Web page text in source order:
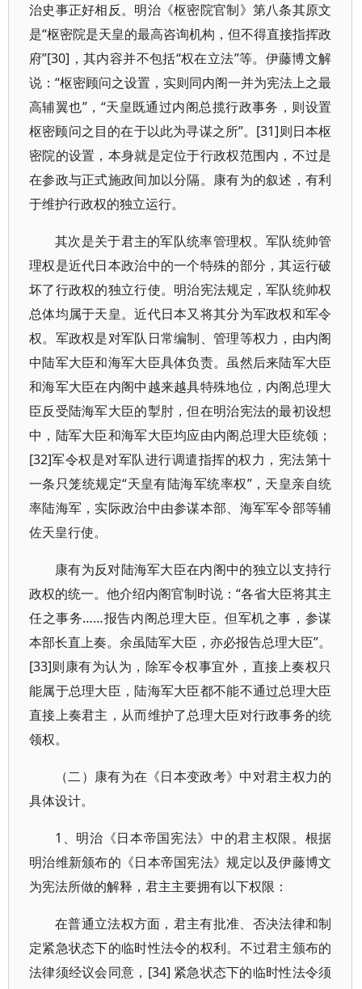
治史事正好相反。明治《枢密院官制》第八条其原文
是“枢密院是天皇的最高咨询机构，但不得直接指挥政
府”[30]，其内容并不包括“权在立法”等。伊藤博文解
说：“枢密顾问之设置，实则同内阁一并为宪法上之最
高辅翼也”，“天皇既通过内阁总揽行政事务，则设置
枢密顾问之目的在于以此为寻谋之所”。[31]则日本枢
密院的设置，本身就是定位于行政权范围内，不过是
在参政与正式施政间加以分隔。康有为的叙述，有利
于维护行政权的独立运行。
其次是关于君主的军队统率管理权。军队统帅管
理权是近代日本政治中的一个特殊的部分，其运行破
坏了行政权的独立行使。明治宪法规定，军队统帅权
总体均属于天皇。近代日本又将其分为军政权和军令
权。军政权是对军队日常编制、管理等权力，由内阁
中陆军大臣和海军大臣具体负责。虽然后来陆军大臣
和海军大臣在内阁中越来越具特殊地位，内阁总理大
臣反受陆海军大臣的掣肘，但在明治宪法的最初设想
中，陆军大臣和海军大臣均应由内阁总理大臣统领；
[32]军令权是对军队进行调遣指挥的权力，宪法第十
一条只笼统规定“天皇有陆海军统率权”，天皇亲自统
率陆海军，实际政治中由参谋本部、海军军令部等辅
佐天皇行使。
康有为反对陆海军大臣在内阁中的独立以支持行
政权的统一。他介绍内阁官制时说：“各省大臣将其主
任之事务……报告内阁总理大臣。但军机之事，参谋
本部长直上奏。余虽陆军大臣，亦必报告总理大臣”。
[33]则康有为认为，除军令权事宜外，直接上奏权只
能属于总理大臣，陆海军大臣都不能不通过总理大臣
直接上奏君主，从而维护了总理大臣对行政事务的统
领权。
（二）康有为在《日本变政考》中对君主权力的
具体设计。
1、明治《日本帝国宪法》中的君主权限。根据
明治维新颁布的《日本帝国宪法》规定以及伊藤博文
为宪法所做的解释，君主主要拥有以下权限：
在普通立法权方面，君主有批准、否决法律和制
定紧急状态下的临时性法令的权利。不过君主颁布的
法律须经议会同意，[34] 紧急状态下的临时性法令须